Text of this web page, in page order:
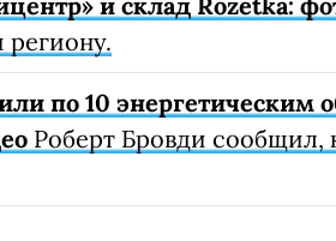
региону.
по 10 энергетическим
Роберт Бровди сообщил,